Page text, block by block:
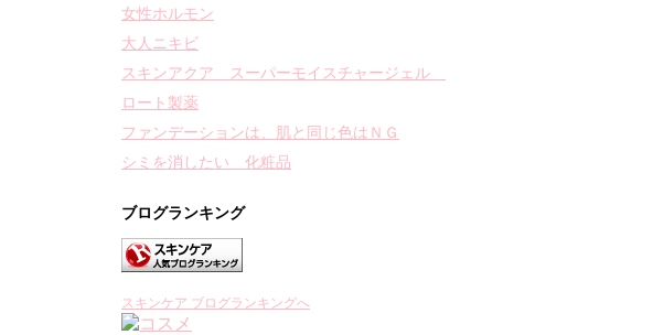
女性ホルモン
大人ニキビ
スキンアクア スーパーモイスチャージェル
ロート製薬
ファンデーションは、肌と同じ色はＮＧ
シミを消したい 化粧品
ブログランキング
スキンケア ブログランキングへ